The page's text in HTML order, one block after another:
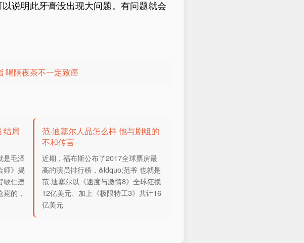
说明此牙膏没出现大问题。有问题就会
喝隔夜茶不一定致癌
结局
是毛泽
师》揭
敏仁违
的，
范·迪塞尔人品怎么样 他与剧组的
不和传言
近期，福布斯公布了2017全球票房最
高的演员排行榜，&ldquo;范爷 也就是
范.迪塞尔以《速度与激情8》全球狂揽
12亿美元、加上《极限特工3》共计16
亿美元